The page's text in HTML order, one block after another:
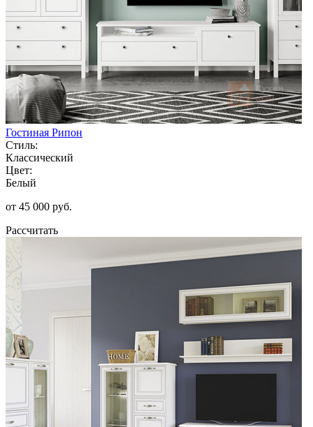
Гостиная Рипон
Стиль:
Классический
Цвет:
Белый
от 45 000 руб.
Рассчитать